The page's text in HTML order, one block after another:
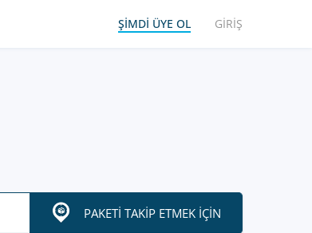
ŞIMDI ÜYE OL GIRIŞ
PAKETI TAKIP ETMEK IÇIN